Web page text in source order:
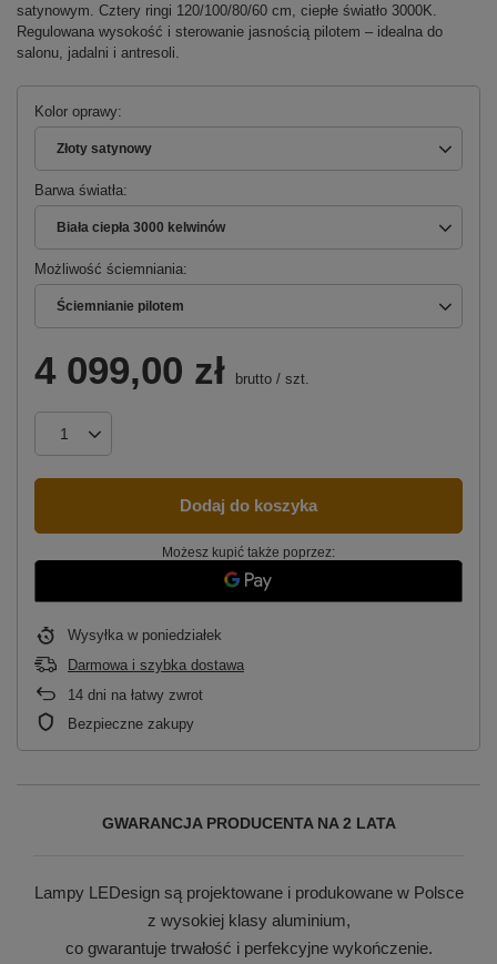
satynowym. Cztery ringi 120/100/80/60 cm, ciepłe światło 3000K.
Regulowana wysokość i sterowanie jasnością pilotem – idealna do
salonu, jadalni i antresoli.
Kolor oprawy
Złoty satynowy
Barwa światła
Biała ciepła 3000 kelwinów
Możliwość ściemniania
Ściemnianie pilotem
4 099,00 zł brutto / szt.
Dodaj do koszyka
Możesz kupić także poprzez:
Wysyłka w poniedziałek
Darmowa i szybka dostawa
14 dni na łatwy zwrot
Bezpieczne zakupy
GWARANCJA PRODUCENTA NA 2 LATA
Lampy LEDesign są projektowane i produkowane w Polsce
z wysokiej klasy aluminium,
co gwarantuje trwałość i perfekcyjne wykończenie.